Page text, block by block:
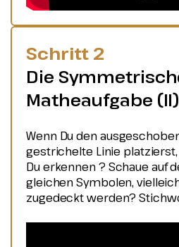
Schritt 2
Die
Matheaufgabe (II)
Wenn Du den
gestrichelte Linie
Du erkennen ? Schaue auf
gleichen Symbolen,
zugedeckt werden?